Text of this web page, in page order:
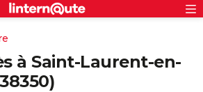
à Saint-Laurent-en-